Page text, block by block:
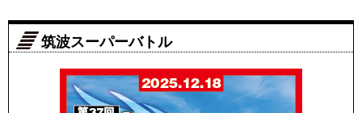
筑波スーパーバトル